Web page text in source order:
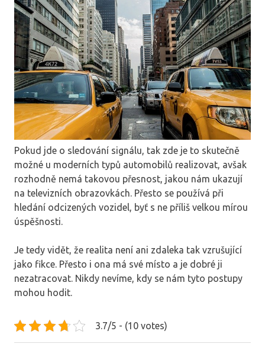
Pokud jde o sledování signálu, tak zde je to skutečně
možné u moderních typů automobilů realizovat, avšak
rozhodně nemá takovou přesnost, jakou nám ukazují
na televizních obrazovkách. Přesto se používá při
hledání odcizených vozidel, byť s ne příliš velkou mírou
úspěšnosti.
Je tedy vidět, že realita není ani zdaleka tak vzrušující
jako fikce. Přesto i ona má své místo a je dobré ji
nezatracovat. Nikdy nevíme, kdy se nám tyto postupy
mohou hodit.
3.7/5 - (10 votes)